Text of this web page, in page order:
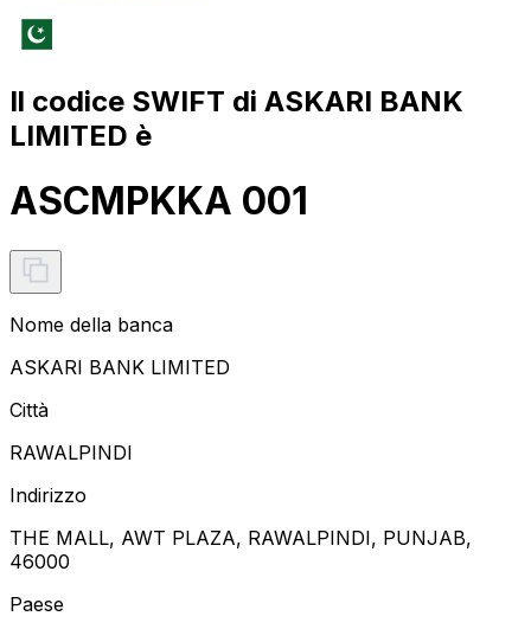
Il codice SWIFT di ASKARI BANK
LIMITED è
ASCMPKKA 001
Nome della banca
ASKARI BANK LIMITED
Città
RAWALPINDI
Indirizzo
THE MALL, AWT PLAZA, RAWALPINDI, PUNJAB,
46000
Paese